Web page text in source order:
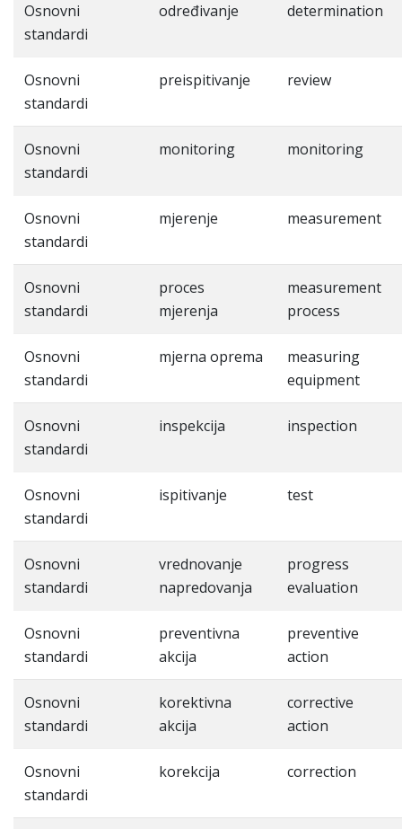
Osnovni
standardi
određivanje determination
Osnovni
standardi
preispitivanje review
Osnovni
standardi
monitoring monitoring
Osnovni
standardi
mjerenje measurement
Osnovni
standardi
proces
mjerenja
measurement
process
Osnovni
standardi
mjerna oprema
measuring
equipment
Osnovni
standardi
inspekcija inspection
Osnovni
standardi
ispitivanje test
Osnovni
standardi
vrednovanje
napredovanja
progress
evaluation
Osnovni
standardi
preventivna
akcija
preventive
action
Osnovni
standardi
korektivna
akcija
corrective
action
Osnovni
standardi
korekcija correction